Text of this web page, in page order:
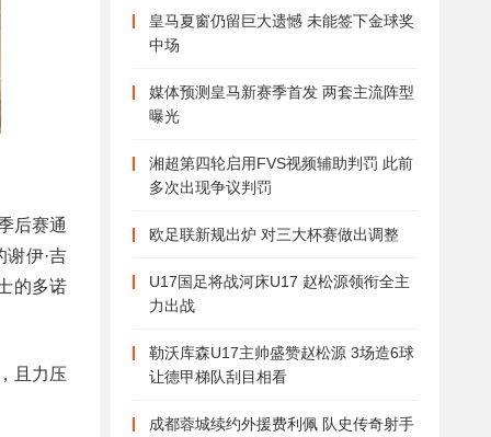
后赛通
伊·吉
的多诺
且力压
皇马夏窗仍留巨大遗憾 未能签下金球奖
中场
媒体预测皇马新赛季首发 两套主流阵型
曝光
湘超第四轮启用FVS视频辅助判罚 此前
多次出现争议判罚
欧足联新规出炉 对三大杯赛做出调整
U17国足将战河床U17 赵松源领衔全主
力出战
勒沃库森U17主帅盛赞赵松源 3场造6球
让德甲梯队刮目相看
成都蓉城续约外援费利佩 队史传奇射手